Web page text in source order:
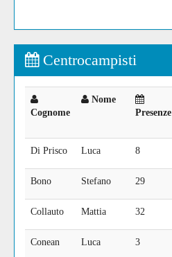
Centrocampisti
Cognome
Nome
Presenze
Di Prisco Luca 8
Bono Stefano 29
Collauto Mattia 32
Conean Luca 3